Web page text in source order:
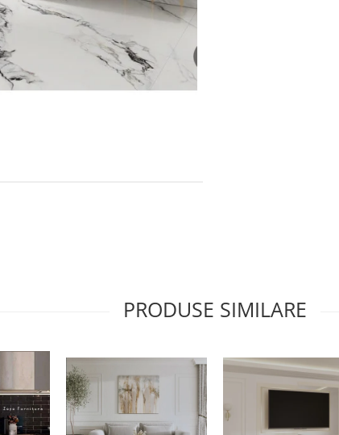
PRODUSE SIMILARE